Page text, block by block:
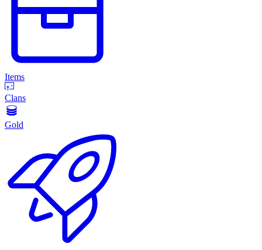
Items
Clans
Gold